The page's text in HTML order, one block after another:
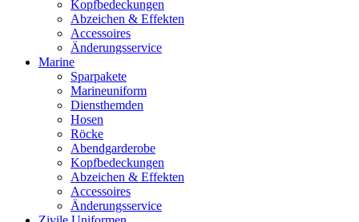
Kopfbedeckungen
Abzeichen & Effekten
Accessoires
Änderungsservice
Marine
Sparpakete
Marineuniform
Diensthemden
Hosen
Röcke
Abendgarderobe
Kopfbedeckungen
Abzeichen & Effekten
Accessoires
Änderungsservice